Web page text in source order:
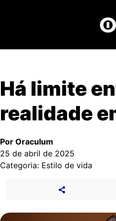
Há limite
realidade
Por Oraculum
25 de abril de 2025
Categoria: Estilo de vida